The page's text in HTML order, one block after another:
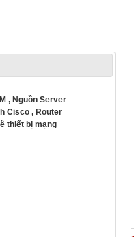
, Nguồn Server
Cisco, Router
thiết bị mạng